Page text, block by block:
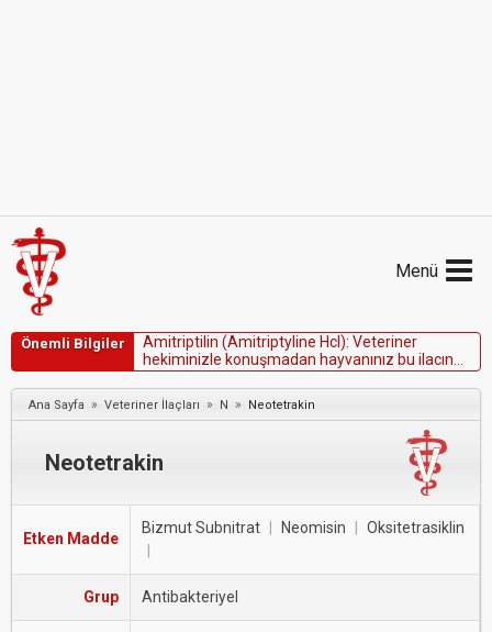
Menü
Önemli Bilgiler Amitripti in (Amitriptyine Hc): Veteriner
hekiminiz e konuşmadan hayvanınız bu i acın
üzerindeykenpiretasmasıkullanmayınız.
Ana Sayfa » Veteriner İlaçları » N » Neotetrakin
Neotetrakin
Etken Madde
Bizmut Subnitrat Neomisin
Oksitetrasiklin
Grup Antibakteriyel